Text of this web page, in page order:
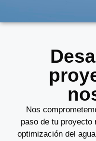
Nos
paso de tu proyecto
optimización del